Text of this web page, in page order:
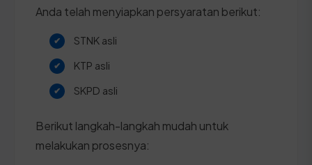
Anda telah menyiapkan persyaratan berikut:
STNK asli
KTP asli
SKPD asli
Berikut langkah-langkah mudah untuk
melakukan prosesnya: